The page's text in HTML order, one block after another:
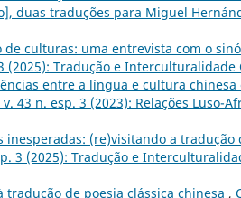
duas traduções para Miguel
de culturas: uma entrevista com o
(2025): Tradução e Interculturalidade
entre a língua e cultura chinesa
43 n. esp. 3 (2023): Relações Luso-
(re)visitando a tradução
3 (2025): Tradução e
de poesia clássica chinesa ,